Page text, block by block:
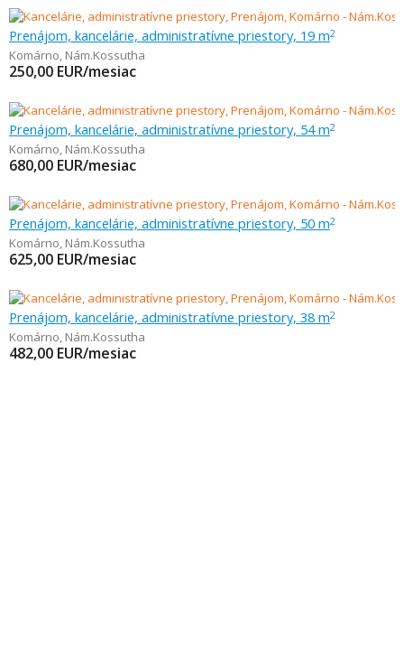
Prenájom, kancelárie, administratívne priestory, 19 m2
Komárno, Nám.Kossutha
250,00 EUR/mesiac
Prenájom, kancelárie, administratívne priestory, 54 m2
Komárno, Nám.Kossutha
680,00 EUR/mesiac
Prenájom, kancelárie, administratívne priestory, 50 m2
Komárno, Nám.Kossutha
625,00 EUR/mesiac
Prenájom, kancelárie, administratívne priestory, 38 m2
Komárno, Nám.Kossutha
482,00 EUR/mesiac